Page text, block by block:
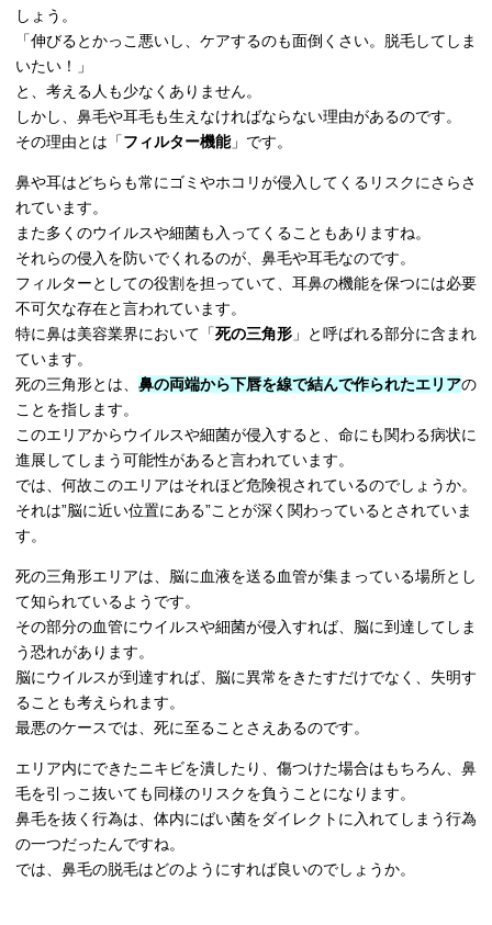
しょう。
「伸びるとかっこ悪いし、ケアするのも面倒くさい。脱毛してしま
いたい！」
と、考える人も少なくありません。
しかし、鼻毛や耳毛も生えなければならない理由があるのです。
その理由とは「フィルター機能」です。
鼻や耳はどちらも常にゴミやホコリが侵入してくるリスクにさらさ
れています。
また多くのウイルスや細菌も入ってくることもありますね。
それらの侵入を防いでくれるのが、鼻毛や耳毛なのです。
フィルターとしての役割を担っていて、耳鼻の機能を保つには必要
不可欠な存在と言われています。
特に鼻は美容業界において「死の三角形 」と呼ばれる部分に含まれ
ています。
死の三角形とは、 鼻の両端から下唇を線で結んで作られたエリアの
ことを指します。
このエリアからウイルスや細菌が侵入すると、命にも関わる病状に
進展してしまう可能性があると言われています。
では、何故このエリアはそれほど危険視されているのでしょうか。
それは”脳に近い位置にある”ことが深く関わっているとされていま
す。
死の三角形エリアは、脳に血液を送る血管が集まっている場所とし
て知られているようです。
その部分の血管にウイルスや細菌が侵入すれば、脳に到達してしま
う恐れがあります。
脳にウイルスが到達すれば、脳に異常をきたすだけでなく、失明す
ることも考えられます。
最悪のケースでは、死に至ることさえあるのです。
エリア内にできたニキビを潰したり、傷つけた場合はもちろん、鼻
毛を引っこ抜いても同様のリスクを負うことになります。
鼻毛を抜く行為は、体内にばい菌をダイレクトに入れてしまう行為
の一つだったんですね。
では、鼻毛の脱毛はどのようにすれば良いのでしょうか。